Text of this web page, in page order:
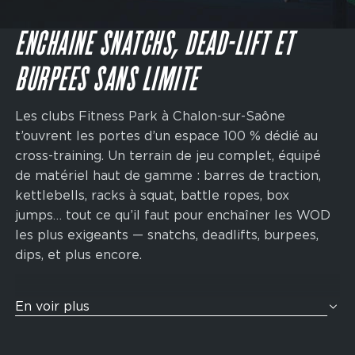
CTA
JE M'INSCRIS
ENCHAINE SNATCHS, DEAD-LIFT ET
BURPEES SANS LIMITE
Les clubs Fitness Park à Chalon-sur-Saône
t’ouvrent les portes d’un espace 100 % dédié au
cross-training. Un terrain de jeu complet, équipé
de matériel haut de gamme : barres de traction,
kettlebells, racks à squat, battle ropes, box
jumps… tout ce qu’il faut pour enchaîner les WOD
les plus exigeants — snatchs, deadlifts, burpees,
dips, et plus encore.
En voir plus
Et si tu te préparais pour ton prochain Hyrox ? Nos
zones de cross-training sont pensées pour t’aider